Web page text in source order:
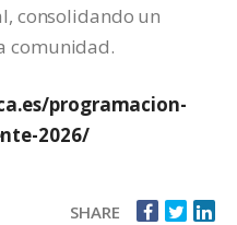
consolidando un
comunidad.
programacion-
2026/
SHARE